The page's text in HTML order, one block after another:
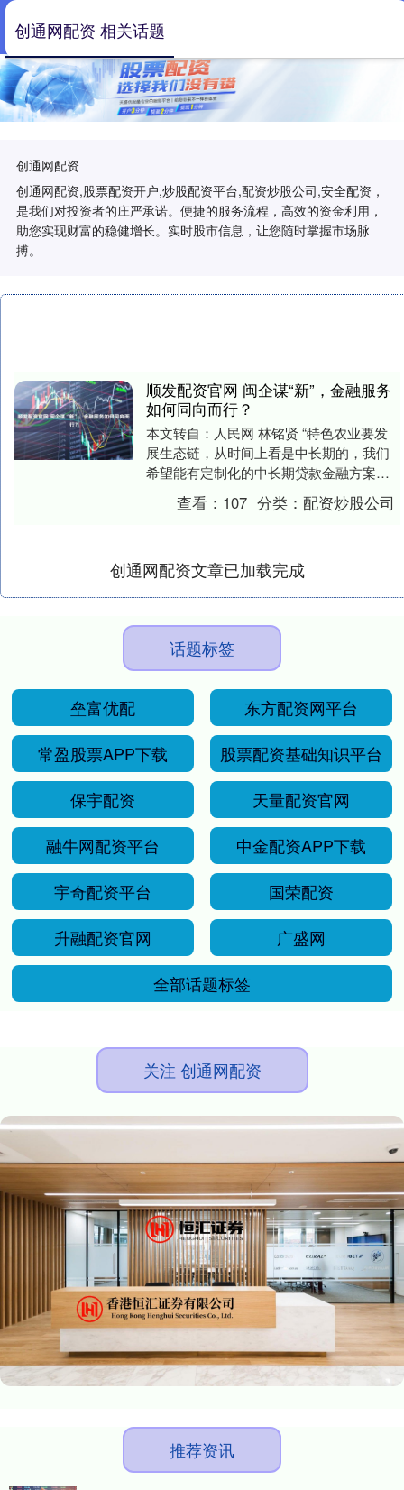
创通网配资
创通网配资,股票配资开户,炒股配资平台,配资炒股公司,安全配资，
是我们对投资者的庄严承诺。便捷的服务流程，高效的资金利用，
助您实现财富的稳健增长。实时股市信息，让您随时掌握市场脉
搏。
创通网配资 相关话题
顺发配资官网 闽企谋“新”，金融服务
如何同向而行？
本文转自：人民网 林铭贤 “特色农业要发
展生态链，从时间上看是中长期的，我们
希望能有定制化的中长期贷款金融方案支
持”“希望兴业银行能推出更加适配民企的跨
境金融服....
查看： 107 分类：配资炒股公司
创通网配资文章已加载完成
话题标签
垒富优配
东方配资网平台
常盈股票APP下载
股票配资基础知识平台
保宇配资
天量配资官网
融牛网配资平台
中金配资APP下载
宇奇配资平台
国荣配资
升融配资官网
广盛网
全部话题标签
关注 创通网配资
推荐资讯